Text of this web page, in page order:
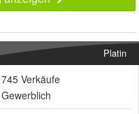
Platin
745 Verkäufe
Gewerblich